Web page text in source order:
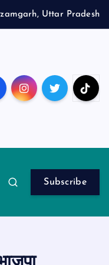
Uttar Pradesh
Subscribe